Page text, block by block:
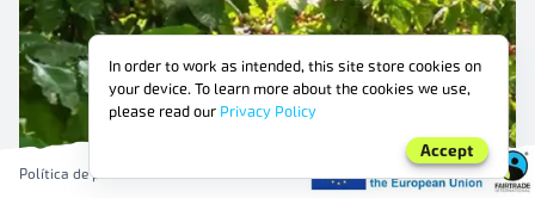
Política de privacidad
In order to work as intended, this site store cookies on
your device. To learn more about the cookies we use,
please read our Privacy Policy
Accept